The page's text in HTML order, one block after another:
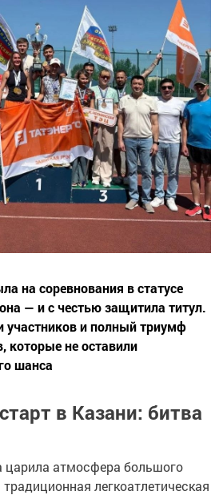
на соревнования в статусе
— и с честью защитила титул.
участников и полный триумф
которые не оставили
шанса
в Казани: битва
царила атмосфера большого
легкоатлетическая